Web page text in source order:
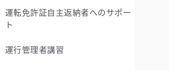
運転免許証自主返納者へのサポー
ト
運行管理者講習